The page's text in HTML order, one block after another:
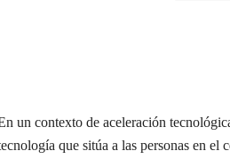
un contexto de aceleración
que sitúa a las personas en